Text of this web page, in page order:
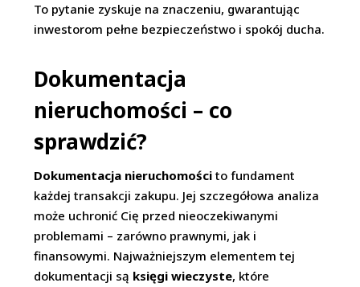
To pytanie zyskuje na znaczeniu, gwarantując
inwestorom pełne bezpieczeństwo i spokój ducha.
Dokumentacja
nieruchomości – co
sprawdzić?
Dokumentacja nieruchomości to fundament
każdej transakcji zakupu. Jej szczegółowa analiza
może uchronić Cię przed nieoczekiwanymi
problemami – zarówno prawnymi, jak i
finansowymi. Najważniejszym elementem tej
dokumentacji są księgi wieczyste, które